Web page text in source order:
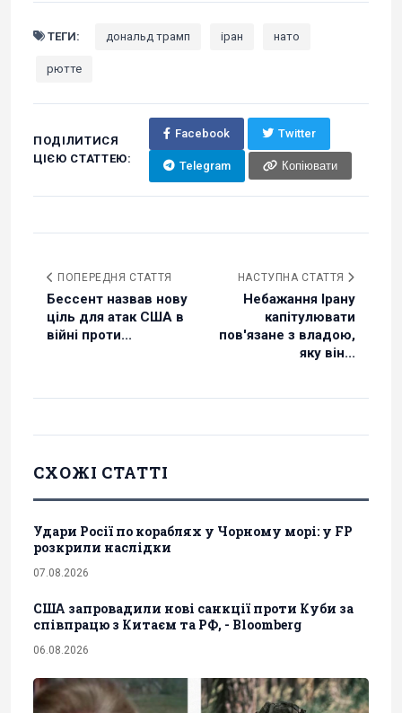
ТЕГИ: дональд трамп іран нато
рютте
ПОДІЛИТИСЯ
ЦІЄЮ СТАТТЕЮ:
Facebook Twitter
Telegram Копіювати
ПОПЕРЕДНЯ СТАТТЯ
Бессент назвав нову
ціль для атак США в
війні проти...
НАСТУПНА СТАТТЯ
Небажання Ірану
капітулювати
пов'язане з владою,
яку він...
СХОЖІ СТАТТІ
Удари Росії по кораблях у Чорному морі: у FP
розкрили наслідки
07.08.2026
США запровадили нові санкції проти Куби за
співпрацю з Китаєм та РФ, - Bloomberg
06.08.2026